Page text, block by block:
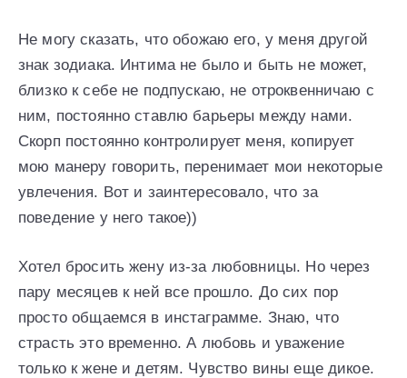
Не могу сказать, что обожаю его, у меня другой
знак зодиака. Интима не было и быть не может,
близко к себе не подпускаю, не отроквенничаю с
ним, постоянно ставлю барьеры между нами.
Скорп постоянно контролирует меня, копирует
мою манеру говорить, перенимает мои некоторые
увлечения. Вот и заинтересовало, что за
поведение у него такое))
Хотел бросить жену из-за любовницы. Но через
пару месяцев к ней все прошло. До сих пор
просто общаемся в инстаграмме. Знаю, что
страсть это временно. А любовь и уважение
только к жене и детям. Чувство вины еще дикое.